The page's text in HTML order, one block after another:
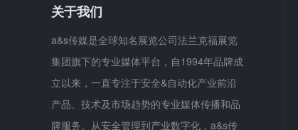
关于我们
a&s传媒是全球知名展览公司法兰克福展览
集团旗下的专业媒体平台，自1994年品牌成
立以来，一直专注于安全&自动化产业前沿
产品、技术及市场趋势的专业媒体传播和品
牌服务。从安全管理到产业数字化，a&s传